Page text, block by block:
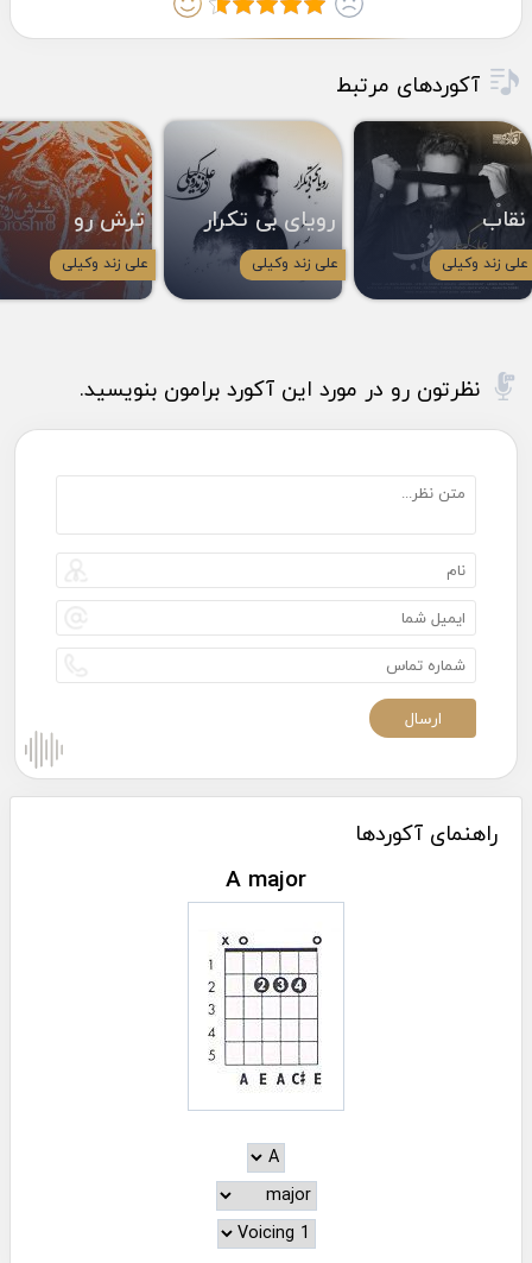
آکوردهای مرتبط
نقاب
علی زند وکیلی
رویای بی تکرار
علی زند وکیلی
ترش رو
علی زند وکیلی
نظرتون رو در مورد این آکورد برامون بنویسید.
راهنمای آکوردها
A major